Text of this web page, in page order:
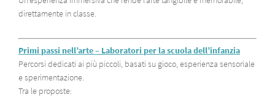
direttamente in classe.
Primi passi nell’arte – Laboratori per la scuola dell’infanzia
Percorsi dedicati ai più piccoli, basati su gioco, esperienza sensoriale
e sperimentazione.
Tra le proposte: